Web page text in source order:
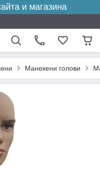
и магазина
Манекени голови